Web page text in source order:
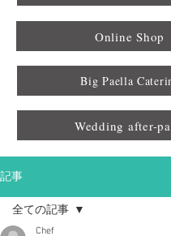
Online Shop
Big Paella
Wedding after-
記事
全ての記事
Chef